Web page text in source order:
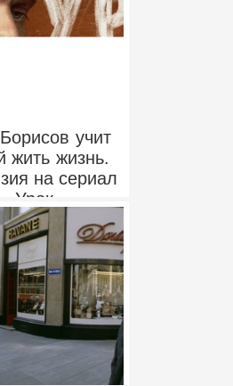
учит
жить жизнь.
на сериал
«Урок»